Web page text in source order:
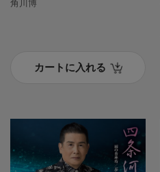
角川博
カートに入れる